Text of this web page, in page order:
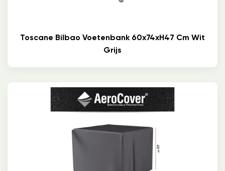
Toscane Bilbao Voetenbank 60x74xH47 Cm Wit
Grijs